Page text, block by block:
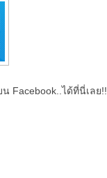
Facebook..ได้ที่นี่เลย!!